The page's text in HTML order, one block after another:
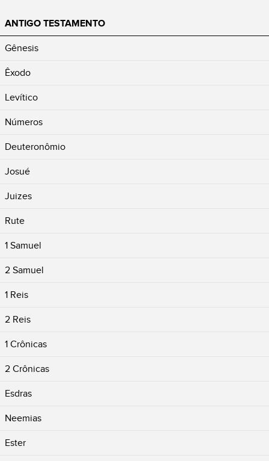
ANTIGO TESTAMENTO
Gênesis
Êxodo
Levítico
Números
Deuteronômio
Josué
Juizes
Rute
1 Samuel
2 Samuel
1 Reis
2 Reis
1 Crônicas
2 Crônicas
Esdras
Neemias
Ester